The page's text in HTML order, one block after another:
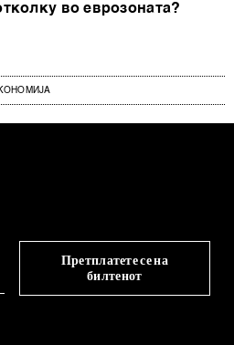
во еврозоната?
Претплатете се на
билтенот